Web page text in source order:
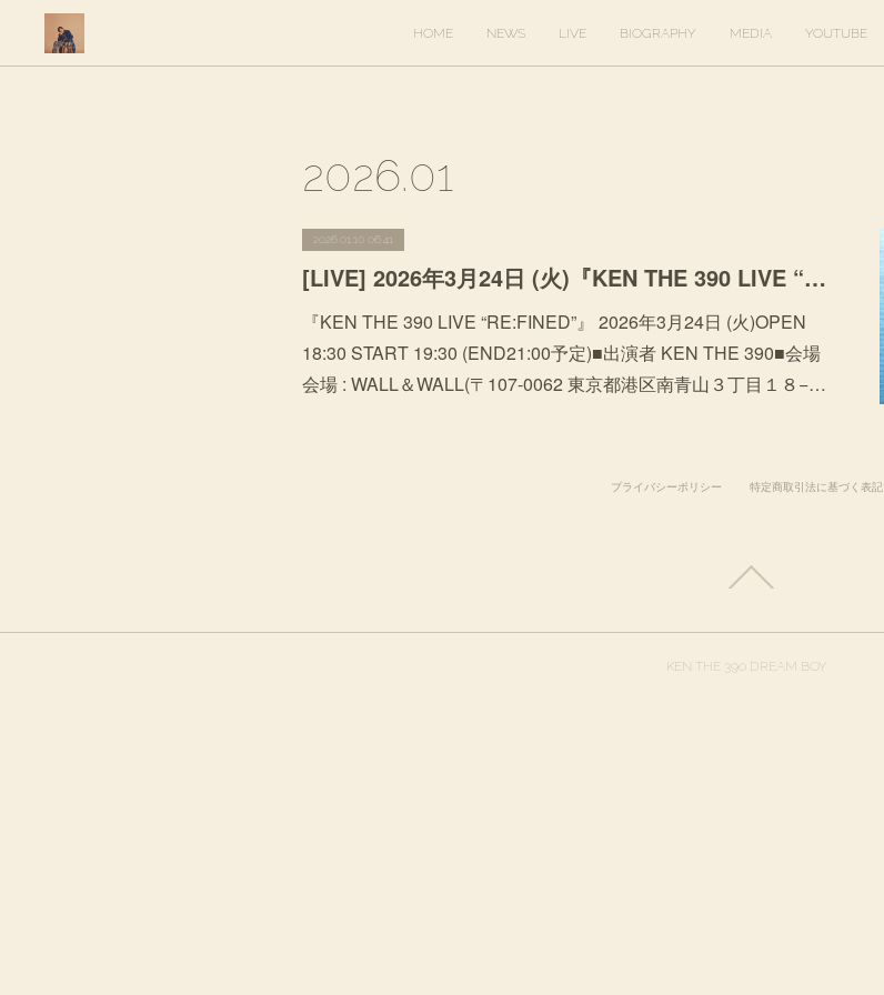
HOME NEWS LIVE BIOGRAPHY MEDIA YOUTUBE
2026.01
2026.01.10 06:41
[LIVE] 2026年3月24日 (火)『KEN THE 390 LIVE “RE:FINED”』
『KEN THE 390 LIVE “RE:FINED”』 2026年3月24日 (火)OPEN
18:30 START 19:30 (END21:00予定)■出演者 KEN THE 390■会場
会場 : WALL＆WALL(〒107-0062 東京都港区南青山３丁目１８−…
プライバシーポリシー 特定商取引法に基づく表記
KEN THE 390 DREAM BOY